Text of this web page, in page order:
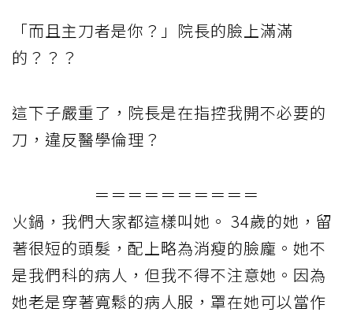
「而且主刀者是你？」院長的臉上滿滿
的？？？
這下子嚴重了，院長是在指控我開不必要的
刀，違反醫學倫理？
＝＝＝＝＝＝＝＝＝＝
火鍋，我們大家都這樣叫她。 34歲的她，留
著很短的頭髮，配上略為消瘦的臉龐。她不
是我們科的病人，但我不得不注意她。因為
她老是穿著寬鬆的病人服，罩在她可以當作